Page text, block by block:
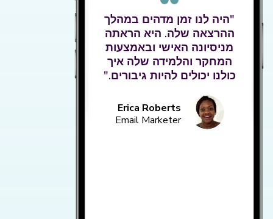
"היה לנו זמן מדהים במהלך
ההרצאה שלה. היא הראתה
מניסיונה האישי ובאמצעות
המחקר והלמידה שלה איך
כולנו יכולים להיות גיבורים."
Erica Roberts
Email Marketer